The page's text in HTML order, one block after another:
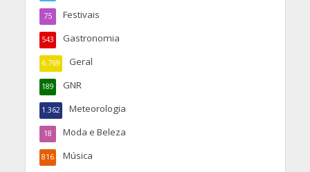
Festivais
75
Gastronomia
543
Geral
6.769
GNR
189
Meteorologia
1.362
Moda e Beleza
18
Música
816